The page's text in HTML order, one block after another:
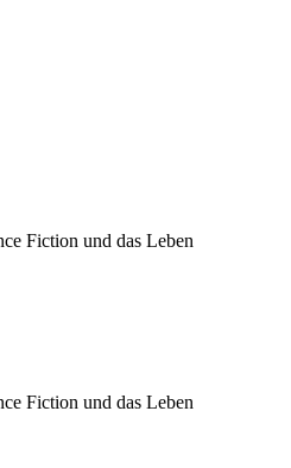
Fiction und das Leben
Fiction und das Leben